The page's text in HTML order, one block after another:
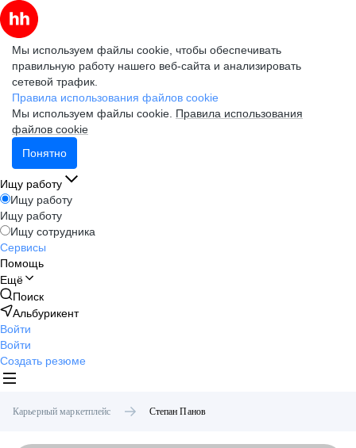
Мы используем файлы cookie, чтобы обеспечивать
правильную работу нашего веб-сайта и анализировать
сетевой трафик.
Правила использования файлов cookie
Мы используем файлы cookie. Правила использования
файлов cookie
Понятно
Ищу работу
Ищу работу
Ищу работу
Ищу сотрудника
Сервисы
Помощь
Ещё
Поиск
Альбурикент
Войти
Войти
Создать резюме
Карьерный маркетплейс Степан Панов